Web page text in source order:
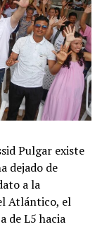
Pulgar existe
dejado de
a la
Atlántico, el
de L5 hacia